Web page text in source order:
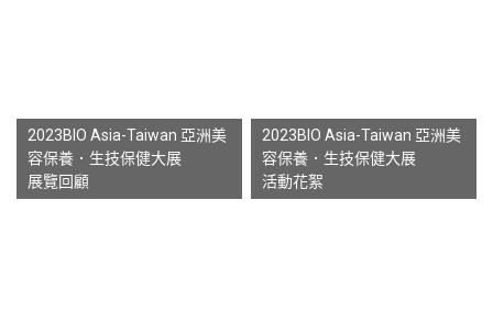
2023BIO Asia-Taiwan 亞洲美
容保養．生技保健大展
展覽回顧
2023BIO Asia-Taiwan 亞洲美
容保養．生技保健大展
活動花絮